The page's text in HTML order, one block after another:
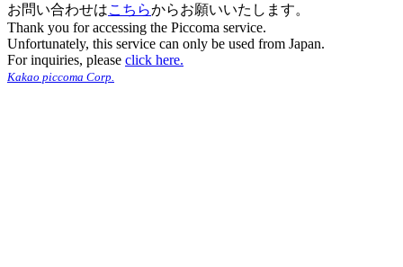
お問い合わせはこちらからお願いいたします。
Thank you for accessing the Piccoma service.
Unfortunately, this service can only be used from Japan.
For inquiries, please click here.
Kakao piccoma Corp.